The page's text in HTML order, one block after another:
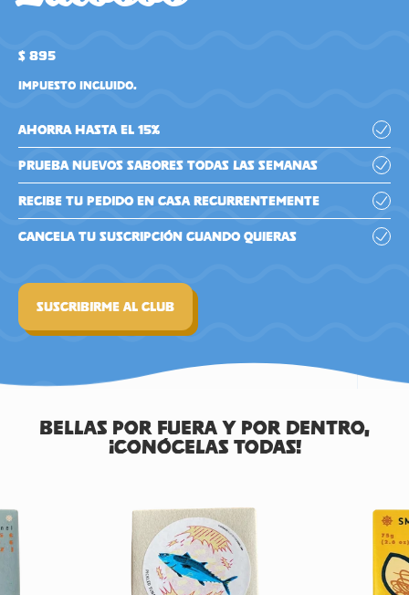
Precio habitual
$ 895
Impuesto incluido.
Ahorra hasta el 15%
Prueba nuevos sabores todas las semanas
Recibe tu pedido en casa recurrentemente
Cancela tu suscripción cuando quieras
SUSCRIBIRME AL CLUB
BELLAS POR FUERA Y POR DENTRO,
¡CONÓCELAS TODAS!